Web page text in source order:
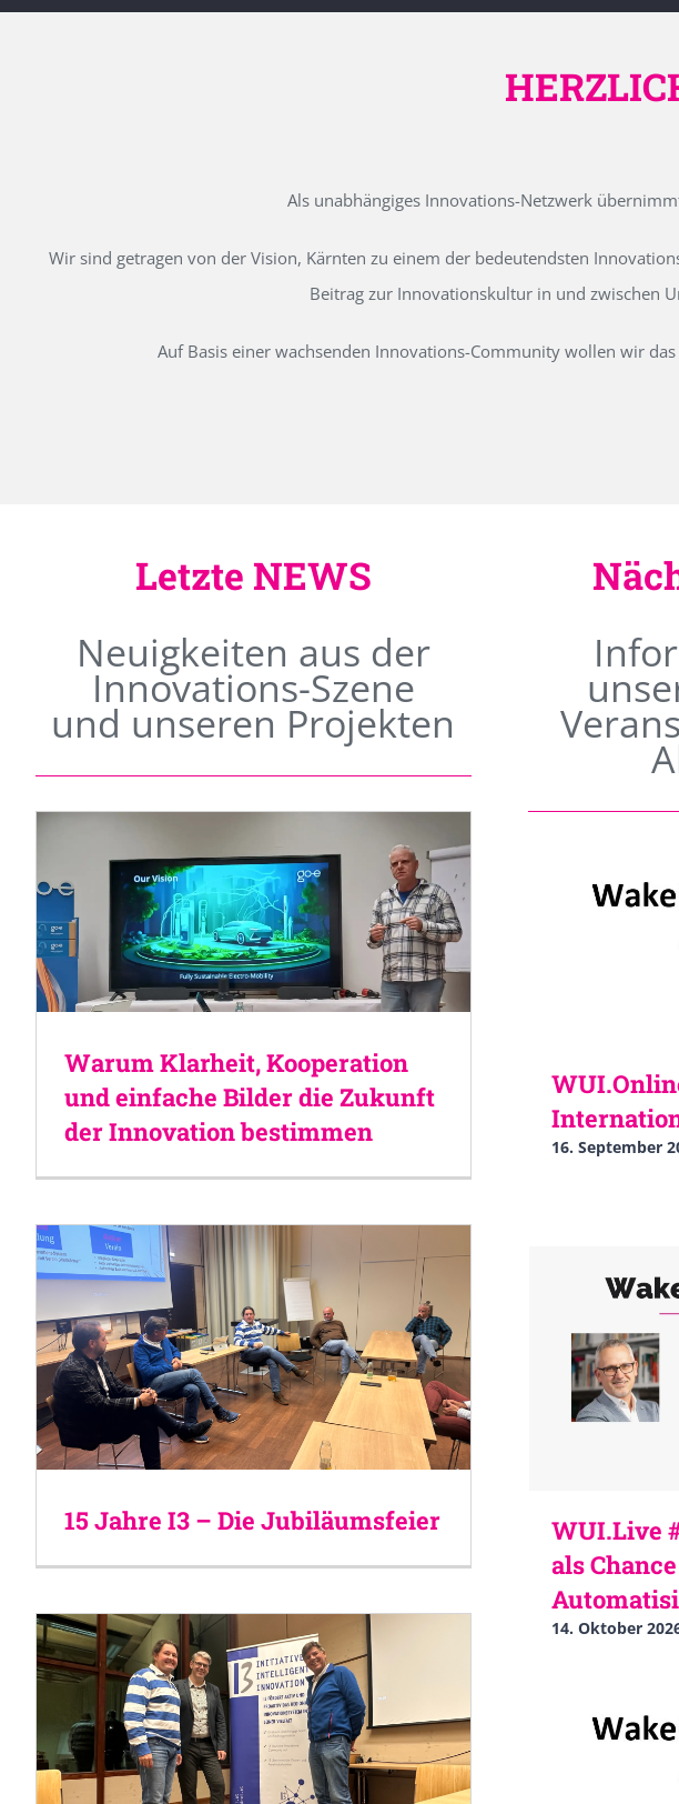
Als unabhängiges Innovations-Netzwerk
Wir sind getragen von der Vision, Kärnten zu einem der bedeutendsten
Beitrag zur Innovationskultur in und zwischen
Auf Basis einer wachsenden Innovations-Community wollen wir
Letzte NEWS
Neuigkeiten aus der
Innovations-Szene
und unseren Projekten
Warum Klarheit, Kooperation
und einfache Bilder die Zukunft
der Innovation bestimmen
15 Jahre I3 – Die Jubiläumsfeier
16. September
WUI.Live
als
14. Oktober